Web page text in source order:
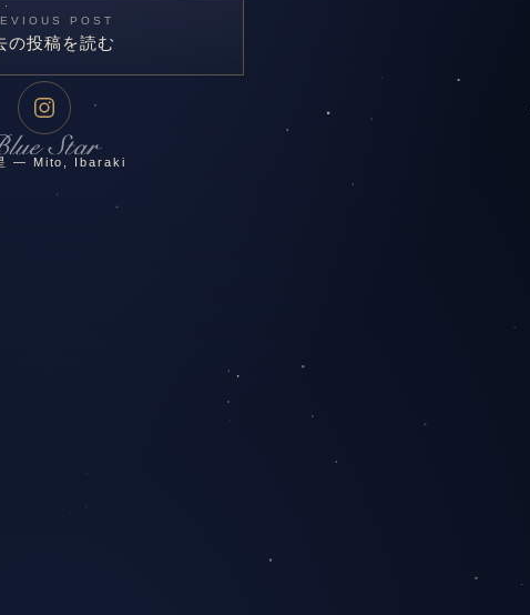
POST
の投稿を読む
— Mito, Ibaraki